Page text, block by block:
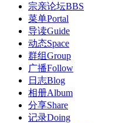
宗亲论坛BBS
菜单Portal
导读Guide
动态Space
群组Group
广播Follow
日志Blog
相册Album
分享Share
记录Doing